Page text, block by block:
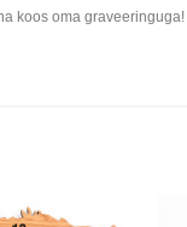
koos oma